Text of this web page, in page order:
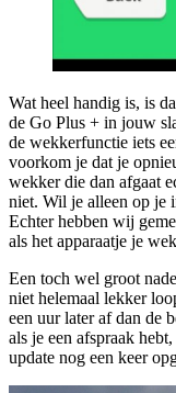
Wat heel handig is, is
de Go Plus + in jouw
de wekkerfunctie iets
voorkom je dat je
wekker die dan afgaat
niet. Wil je alleen op je
Echter hebben wij
als het apparaatje je
Een toch wel groot
niet helemaal lekker
een uur later af dan de
als je een afspraak
update nog een keer